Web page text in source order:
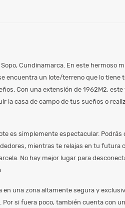
Cundinamarca. En este hermoso
encuentra un lote/terreno que lo tiene
Con una extensión de 1962M2,
la casa de campo de tus sueños o
es simplemente espectacular.
mientras te relajas en tu futura
No hay mejor lugar para
una zona altamente segura y
si fuera poco, también cuenta con